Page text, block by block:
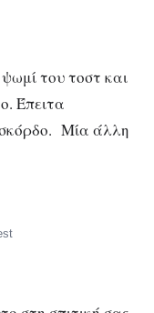
του τοστ και
Έπειτα
σκόρδο. Μία άλλη